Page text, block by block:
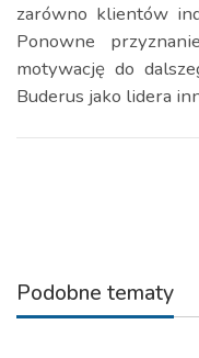
zarówno klientów
Ponowne
motywację do
Buderus jako lidera
Podobne tematy